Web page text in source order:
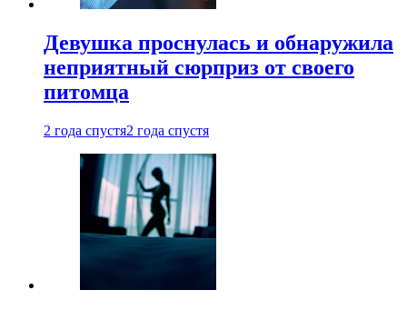
Девушка проснулась и обнаружила
неприятный сюрприз от своего
питомца
2 года спустя2 года спустя